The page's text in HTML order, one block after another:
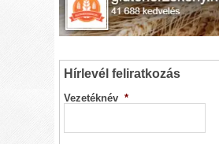
Hírlevél feliratkozás
Vezetéknév *